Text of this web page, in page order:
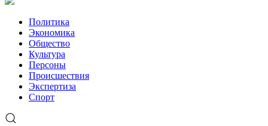
Политика
Экономика
Общество
Культура
Персоны
Происшествия
Экспертиза
Спорт